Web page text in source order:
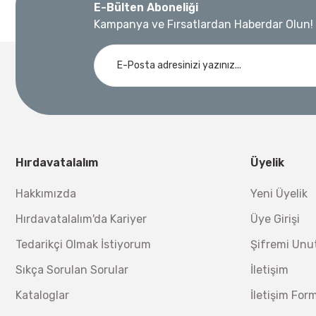
9.791,76 TL
Bosch GLM 40 Lazerli Uzaklık Ölçer-Lazer Metre 40Mt
Ücretsiz Nakliye
3.000,00 TL
Demiriz Kaynak
Demiriz DCP-3 Bakır Boru Kaynak Makinesi 3 kVA
Nora
E-Bülten Aboneliği
Kampanya ve Fırsatlardan Haberdar Olun!
Hırdavatalalım
Hakkımızda
Hırdavatalalım'da Kariyer
Tedarikçi Olmak İstiyorum
Sıkça Sorulan Sorular
Kataloglar
Üyelik
Yeni Üyelik
Üye Girişi
Şifremi
İletişim
İletişim